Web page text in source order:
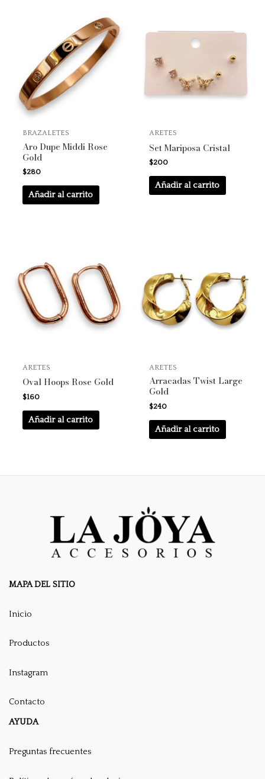
BRAZALETES
Aro Dupe Middi Rose
Gold
$280
Añadir al carrito
ARETES
Set Mariposa Cristal
$200
Añadir al carrito
ARETES
Oval Hoops Rose Gold
$160
Añadir al carrito
ARETES
Arracadas Twist Large
Gold
$240
Añadir al carrito
MAPA DEL SITIO
Inicio
Productos
Instagram
Contacto
AYUDA
Preguntas frecuentes